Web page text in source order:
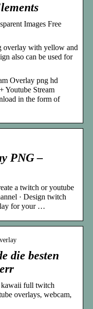
Images Free
overlay with yellow and
also can be used for
Overlay png hd
Youtube Stream
in the form of
PNG –
a twitch or youtube
· Design twitch
for your …
die besten
kawaii full twitch
overlays, webcam,